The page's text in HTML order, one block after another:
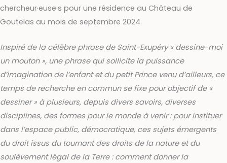
chercheur·euse·s pour une résidence au Château de
Goutelas au mois de septembre 2024.
Inspiré de la célèbre phrase de Saint-Exupéry « dessine-moi
un mouton », une phrase qui sollicite la puissance
d’imagination de l’enfant et du petit Prince venu d’ailleurs, ce
temps de recherche en commun se fixe pour objectif de «
dessiner » à plusieurs, depuis divers savoirs, diverses
disciplines, des formes pour le monde à venir : pour instituer
dans l’espace public, démocratique, ces sujets émergents
du droit issus du tournant des droits de la nature et du
soulèvement légal de la Terre : comment donner la